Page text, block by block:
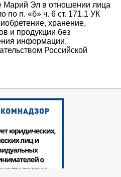
Эл в отношении лица
по п. «б» ч. 6 ст. 171.1 УК
хранение,
и продукции без
информации,
Российской